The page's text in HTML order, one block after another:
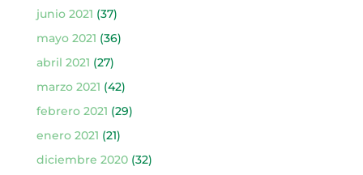
junio 2021 (37)
mayo 2021 (36)
abril 2021 (27)
marzo 2021 (42)
febrero 2021 (29)
enero 2021 (21)
diciembre 2020(32)